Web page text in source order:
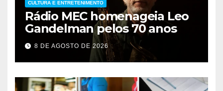
CULTURA E ENTRETENIMENTO
Rádio MEC homenageia Leo
Gandelman pelos 70 anos
8 DE AGOSTO DE 2026